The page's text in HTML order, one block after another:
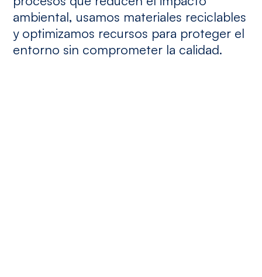
ambiental, usamos materiales reciclables
y optimizamos recursos para proteger el
entorno sin comprometer la calidad.